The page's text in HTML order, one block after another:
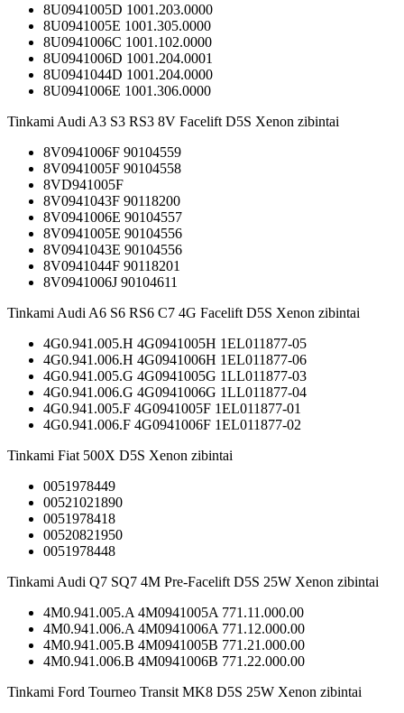
8U0941005D 1001.203.0000
8U0941005E 1001.305.0000
8U0941006C 1001.102.0000
8U0941006D 1001.204.0001
8U0941044D 1001.204.0000
8U0941006E 1001.306.0000
Tinkami Audi A3 S3 RS3 8V Facelift D5S Xenon zibintai
8V0941006F 90104559
8V0941005F 90104558
8VD941005F
8V0941043F 90118200
8V0941006E 90104557
8V0941005E 90104556
8V0941043E 90104556
8V0941044F 90118201
8V0941006J 90104611
Tinkami Audi A6 S6 RS6 C7 4G Facelift D5S Xenon zibintai
4G0.941.005.H 4G0941005H 1EL011877-05
4G0.941.006.H 4G0941006H 1EL011877-06
4G0.941.005.G 4G0941005G 1LL011877-03
4G0.941.006.G 4G0941006G 1LL011877-04
4G0.941.005.F 4G0941005F 1EL011877-01
4G0.941.006.F 4G0941006F 1EL011877-02
Tinkami Fiat 500X D5S Xenon zibintai
0051978449
00521021890
0051978418
00520821950
0051978448
Tinkami Audi Q7 SQ7 4M Pre-Facelift D5S 25W Xenon zibintai
4M0.941.005.A 4M0941005A 771.11.000.00
4M0.941.006.A 4M0941006A 771.12.000.00
4M0.941.005.B 4M0941005B 771.21.000.00
4M0.941.006.B 4M0941006B 771.22.000.00
Tinkami Ford Tourneo Transit MK8 D5S 25W Xenon zibintai